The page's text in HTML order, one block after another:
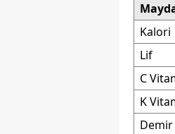
Kalori
Lif
C
K
Demir